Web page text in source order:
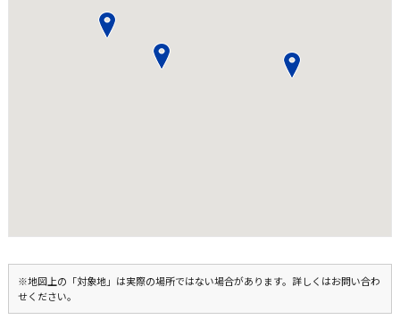
※地図上の「対象地」は実際の場所ではない場合があります。詳しくはお問い合わ
せください。